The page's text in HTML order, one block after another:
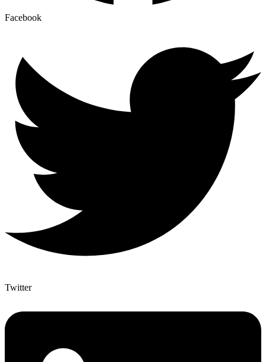
Facebook
Twitter